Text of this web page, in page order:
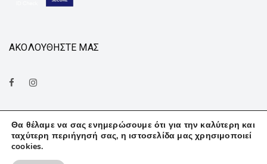
ΑΚΟΛΟΥΘΗΣΤΕ ΜΑΣ
Θα θέλαμε να σας ενημερώσουμε ότι για την καλύτερη και
ταχύτερη περιήγησή σας, η ιστοσελίδα μας χρησιμοποιεί
cookies.